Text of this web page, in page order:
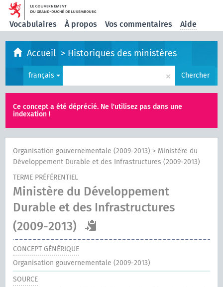
Vocabulaires À propos Vos commentaires Aide
Accueil > Historiques des ministères
français × Chercher
Ce concept a été déprécié. Ne l'utilisez pas dans une
indexation !
Organisation gouvernementale (2009-2013) > Ministère du
Développement Durable et des Infrastructures (2009-2013)
TERME PRÉFÉRENTIEL
Ministère du Développement
Durable et des Infrastructures
(2009-2013)
CONCEPT GÉNÉRIQUE
Organisation gouvernementale (2009-2013)
SOURCE